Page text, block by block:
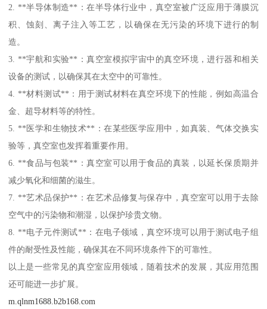
2. **半导体制造**：在半导体行业中，真空室被广泛应用于薄膜沉
积、蚀刻、离子注入等工艺，以确保在无污染的环境下进行的制
造。
3. **宇航和实验**：真空室模拟宇宙中的真空环境，进行器和相关
设备的测试，以确保其在太空中的可靠性。
4. **材料测试**：用于测试材料在真空环境下的性能，例如高温合
金、超导材料等的特性。
5. **医学和生物技术**：在某些医学应用中，如真装、气体交换实
验等，真空室也发挥着重要作用。
6. **食品与包装**：真空室可以用于食品的真装，以延长保质期并
减少氧化和细菌的滋生。
7. **艺术品保护**：在艺术品修复与保存中，真空室可以用于去除
空气中的污染物和潮湿，以保护珍贵文物。
8. **电子元件测试**：在电子领域，真空环境可以用于测试电子组
件的耐受性及性能，确保其在不同环境条件下的可靠性。
以上是一些常见的真空室应用领域，随着技术的发展，其应用范围
还可能进一步扩展。
m.qlnm1688.b2b168.com